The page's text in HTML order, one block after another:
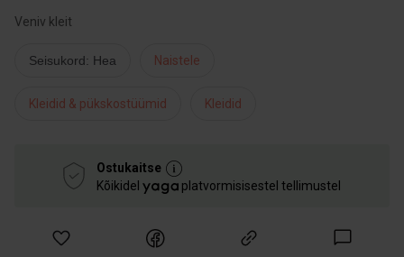
Veniv kleit
Seisukord: Hea Naistele
Kleidid & pükskostüümid Kleidid
Ostukaitse
Kõikidel
platvormisisestel tellimustel